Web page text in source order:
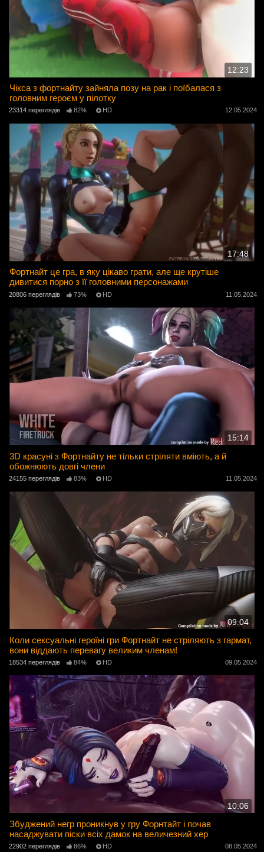
12:23
Чікса з фортнайту зайняла позу на рак і поїбалася з
головним героєм у пілотку
23314 переглядів 82% HD 12.05.2024
17:48
Фортнайт це гра, в яку цікаво грати, але ще крутіше
дивитися порно з її головними персонажами
20806 переглядів 73% HD 11.05.2024
15:14
3D красуні з Фортнайту не тільки стріляти вміють, а й
обожнюють довгі члени
24155 переглядів 83% HD 11.05.2024
09:04
Коли сексуальні героїні гри Фортнайт не стріляють з гармат,
вони віддають перевагу великим членам!
18534 переглядів 84% HD 09.05.2024
10:06
Збуджений негр проникнув у гру Форнтайт і почав
насаджувати піски всіх дамок на величезний хер
22902 переглядів 86% HD 08.05.2024